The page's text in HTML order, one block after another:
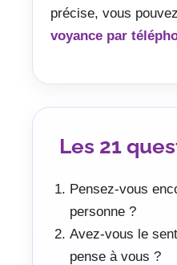
précise, vous
voyance par
Les 21
Pensez-vous
personne ?
Avez-vous le
pense à vous ?